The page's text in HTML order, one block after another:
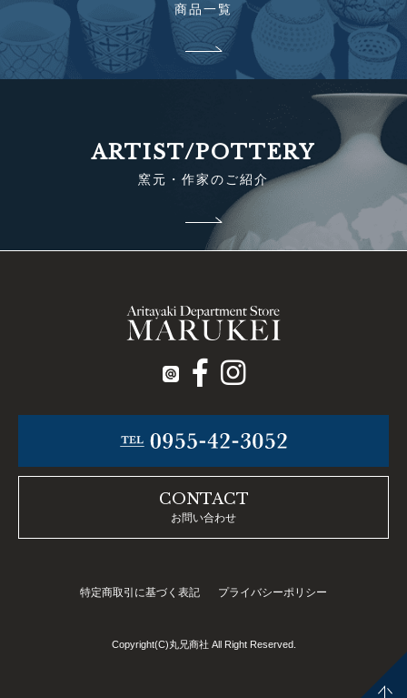
商品一覧
ARTIST/POTTERY
窯元・作家のご紹介
CONTACT
お問い合わせ
特定商取引に基づく表記 プライバシーポリシー
Copyright(C)丸兄商社 All Right Reserved.